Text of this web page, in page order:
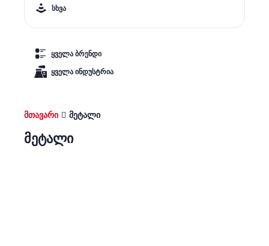
სხვა
ყველა ბრენდი
ყველა ინდუსტრია
მთავარი მეტალი
მეტალი